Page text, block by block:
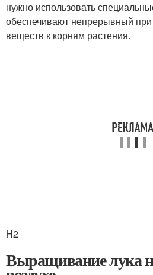
нужно использовать
обеспечивают непрерывный
веществ к корням растения.
H2
Выращивание лука